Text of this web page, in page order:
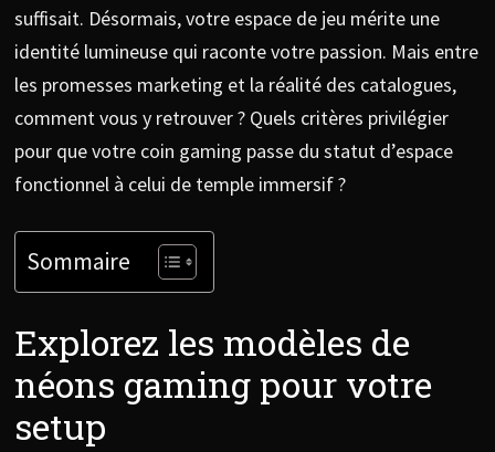
suffisait. Désormais, votre espace de jeu mérite une
identité lumineuse qui raconte votre passion. Mais entre
les promesses marketing et la réalité des catalogues,
comment vous y retrouver ? Quels critères privilégier
pour que votre coin gaming passe du statut d’espace
fonctionnel à celui de temple immersif ?
Sommaire
Explorez les modèles de
néons gaming pour votre
setup